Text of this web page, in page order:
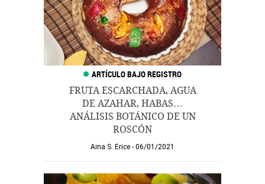
FRUTA ESCARCHADA, AGUA
DE AZAHAR, HABAS…
ANÁLISIS BOTÁNICO DE UN
ROSCÓN
Aina S. Erice 06/01/2021